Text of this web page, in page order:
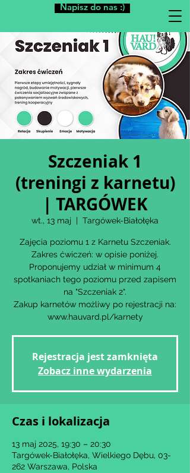
Napisz do nas :)
Szczeniak 1
(treningi z karnetu)
| TARGÓWEK
wt., 13 maj
  |
Targówek-Białołęka
Zajęcia poziomu 1 z Karnetu Szczeniak.
Zakres ćwiczeń: w opisie poniżej.
Proponujemy udział w minimum 4
spotkaniach tego poziomu przed zapisem
na "Szczeniak 2".
Zakup karnetów możliwy po rejestracji na:
www.hauvard.pl/karnety
Rejestracja jest zamknięta
Zobacz inne wydarzenia
Czas i lokalizacja
13 maj 2025, 19:30 – 20:30
Targówek-Białołęka, Wielkiego Dębu, 03-
262 Warszawa, Polska